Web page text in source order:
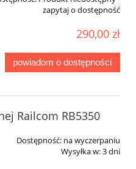
zapytaj o dostępność
290,00 zł
powiadom o dostępności
Railcom RB5350
Dostępność: na wyczerpaniu
Wysyłka w:3 dni